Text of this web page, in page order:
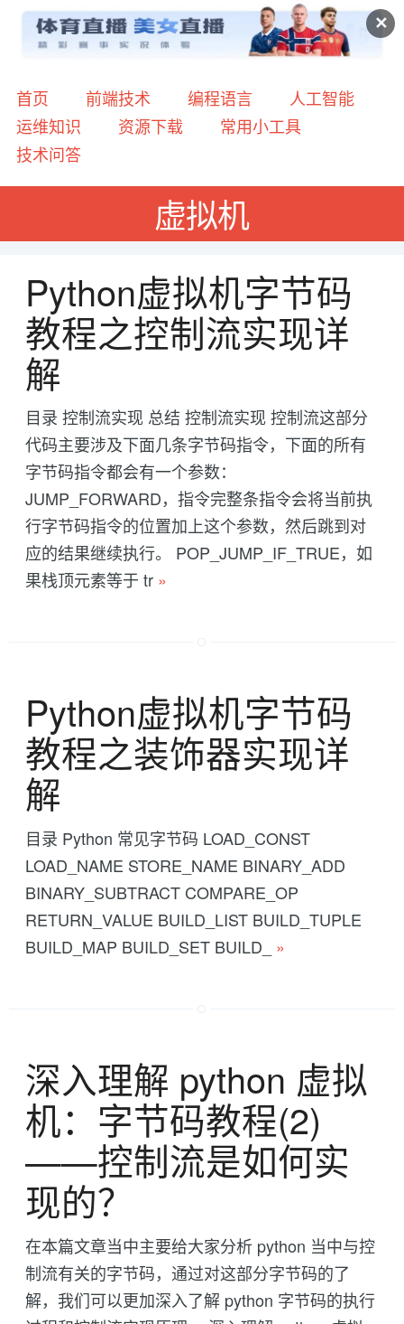
✕
首页 前端技术 编程语言
人工智能
运维知识
资源下载
常用小工具
技术问答
虚拟机
Python虚拟机字节码
教程之控制流实现详
解
目录 控制流实现 总结 控制流实现 控制流这部分
代码主要涉及下面几条字节码指令，下面的所有
字节码指令都会有一个参数：
JUMP_FORWARD，指令完整条指令会将当前执
行字节码指令的位置加上这个参数，然后跳到对
应的结果继续执行。 POP_JUMP_IF_TRUE，如
果栈顶元素等于 tr »
Python虚拟机字节码
教程之装饰器实现详
解
目录 Python 常见字节码 LOAD_CONST
LOAD_NAME STORE_NAME BINARY_ADD
BINARY_SUBTRACT COMPARE_OP
RETURN_VALUE BUILD_LIST BUILD_TUPLE
BUILD_MAP BUILD_SET BUILD_ »
深入理解 python 虚拟
机：字节码教程(2)
——控制流是如何实
现的？
在本篇文章当中主要给大家分析 python 当中与控
制流有关的字节码，通过对这部分字节码的了
解，我们可以更加深入了解 python 字节码的执行